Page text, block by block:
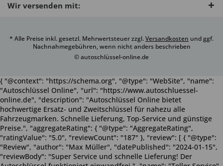
Wir versenden mit:
* Alle Preise inkl. gesetzl. Mehrwertsteuer zzgl.Versandkosten und ggf.
Nachnahmegebühren, wenn nicht anders beschrieben
© autoschlüssel-online.de
{ "@context": "https://schema.org", "@type": "WebSite", "name":
"Autoschlüssel Online", "url": "https://www.autoschluessel-
online.de", "description": "Autoschlüssel Online bietet
hochwertige Ersatz- und Zweitschlüssel für nahezu alle
Fahrzeugmarken. Schnelle Lieferung, Top-Service und günstige
Preise.", "aggregateRating": { "@type": "AggregateRating",
"ratingValue": "5.0", "reviewCount": "187" }, "review": [ { "@type":
"Review", "author": "Max Müller", "datePublished": "2024-01-15",
"reviewBody": "Super Service und schnelle Lieferung! Der